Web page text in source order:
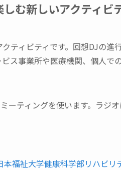
む新しいアクティビ
ティビティです。回想DJの進
ス事業所や医療機関、個人で
ティングを使います。ラジ
本福祉大学健康科学部リハビリ